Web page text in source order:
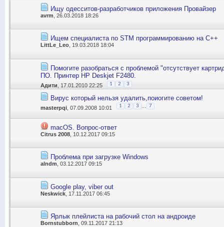
Ищу одесситов-разработчиков приложения Провайзер
avrm , 26.03.2018 18:26
Ищем специалиста по STM программированию на C++
LittLe_Leo , 19.03.2018 18:04
Помогите разобраться с проблемой "отсутствует
ПО. Принтер HP Deskjet F2480.
Адити , 17.01.2010 22:25 1 2 3
Вирус который нельзя удалить,поиогите советом!
masterpqi , 07.09.2008 10:01 1 2 3 7
macOS. Вопрос-ответ
Citrus 2008 , 10.12.2017 09:15
Проблема при загрузке Windows
alndm, 03.12.2017 09:15
Google play, viber out
Neskwick , 17.11.2017 06:45
Ярлык плейлиста на рабочий стол на андроиде
Bornstubborn , 09.11.2017 21:13